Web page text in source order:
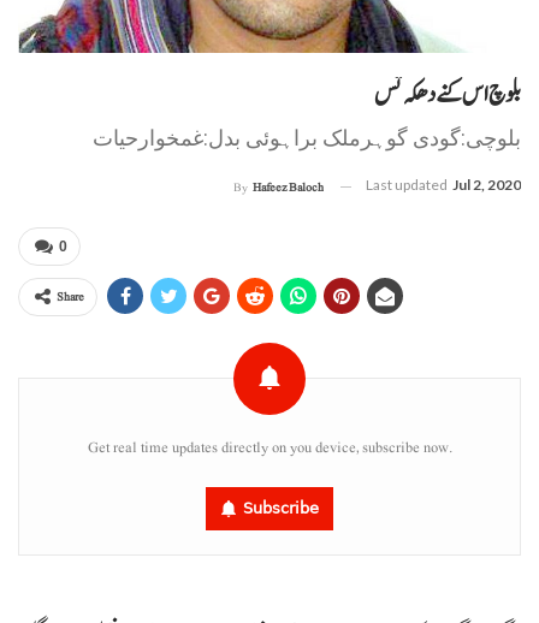
بلوچ اس کنے دھکہ تس
بلوچی:گودی گوہرملک براہوئی بدل:غمخوارحیات
By Hafeez Baloch Last updated Jul 2, 2020
0
Share
Get real time updates directly on you device, subscribe now.
Subscribe